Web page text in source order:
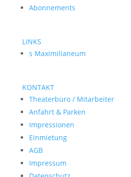
Abonnements
LINKS
s Maximilianeum
KONTAKT
Theaterbüro / Mitarbeiter
Anfahrt & Parken
Impressionen
Einmietung
AGB
Impressum